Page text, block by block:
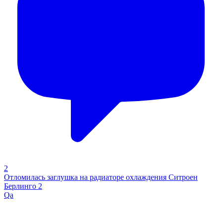
2
Отломилась заглушка на радиаторе охлаждения Ситроен
Берлинго 2
Qa